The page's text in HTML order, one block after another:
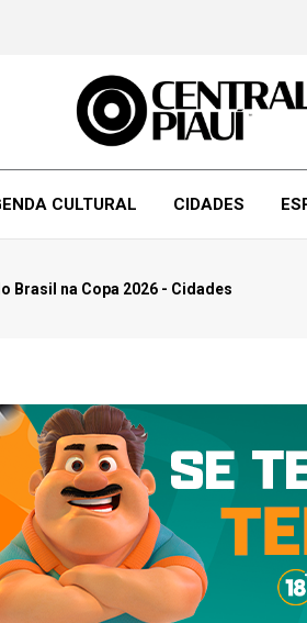
CULTURAL CIDADES
Brasil na Copa 2026 - Cidades